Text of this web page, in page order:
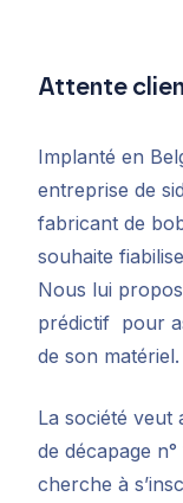
Attente
Implanté en
entreprise de
fabricant de
souhaite
Nous lui
prédictif pour
de son matériel.
La société veut
de décapage
cherche à